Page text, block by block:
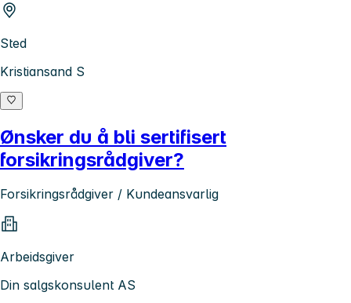
Sted
Kristiansand S
Ønsker du å bli sertifisert
forsikringsrådgiver?
Forsikringsrådgiver / Kundeansvarlig
Arbeidsgiver
Din salgskonsulent AS